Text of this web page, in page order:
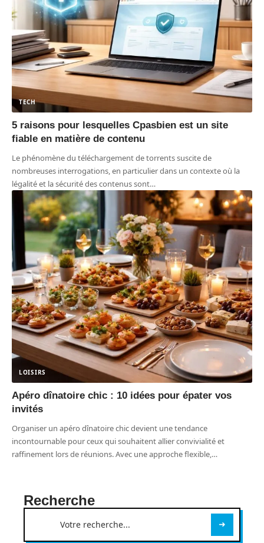
TECH
5 raisons pour lesquelles Cpasbien est un site
fiable en matière de contenu
Le phénomène du téléchargement de torrents suscite de
nombreuses interrogations, en particulier dans un contexte où la
légalité et la sécurité des contenus sont…
LOISIRS
Apéro dînatoire chic : 10 idées pour épater vos
invités
Organiser un apéro dînatoire chic devient une tendance
incontournable pour ceux qui souhaitent allier convivialité et
raffinement lors de réunions. Avec une approche flexible,…
Recherche